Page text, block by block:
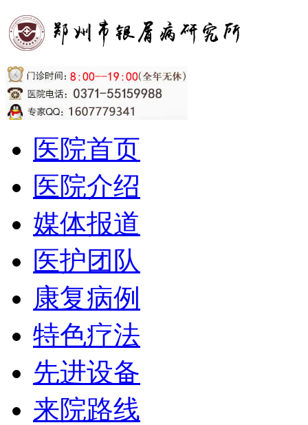
医院首页
医院介绍
媒体报道
医护团队
康复病例
特色疗法
先进设备
来院路线